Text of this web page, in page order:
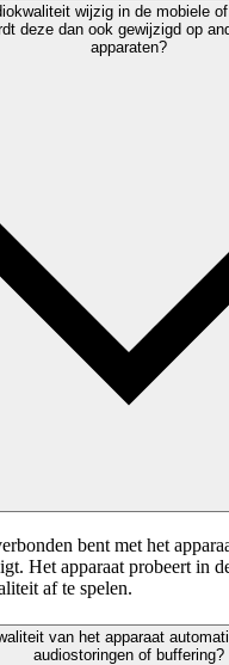
wijzig in de mobiele
deze dan ook gewijzigd op
apparaten?
bent met het
Het apparaat probeert in
af te spelen.
van het apparaat
audiostoringen of buffering?